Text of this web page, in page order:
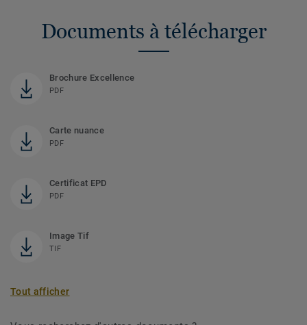
Documents à télécharger
Brochure Excellence
PDF
Carte nuance
PDF
Certificat EPD
PDF
Image Tif
TIF
Tout afficher